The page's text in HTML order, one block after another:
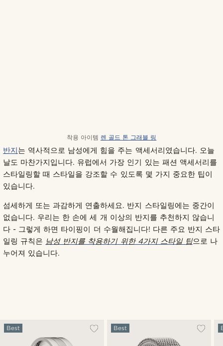
착용 아이템 렌 골드 톤 그래블 링
반지는 역사적으로 남성에게 힘을 주는 액세서리였습니다. 오늘
날도 마찬가지입니다. 유럽에서 가장 인기 있는 패션 액세서리를
스타일링할 때 스타일을 강조할 수 있도록 몇 가지 중요한 팁이
있습니다.
섬세하게 또는 과감하게 연출하세요. 반지 스타일링에는 중간이
없습니다. 우리는 한 손에 세 개 이상의 반지를 추천하지 않습니
다 - 그렇게 하면 타이핑이 더 수월해집니다! 다른 주요 반지 스타
일링 규칙은 남성 반지를 착용하기 위한 4가지 스타일 팁으로 나
누어져 있습니다.
Best Best